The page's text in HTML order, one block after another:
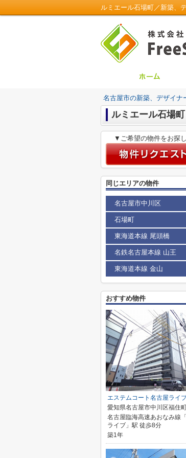
ルミエール石場町／新築、
名古屋市の新築、デザイナ
ルミエール石場町
▼ご希望の物件をお探
同じエリアの物件
名古屋市中川区
石場町
東海道本線 尾頭橋
名鉄名古屋本線 山王
東海道本線 金山
おすすめ物件
エステムコート名古屋ライ
愛知県名古屋市中川区福住
名古屋臨海高速あおなみ線
ライブ」駅 徒歩8分
築1年